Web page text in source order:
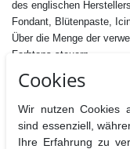
des englischen
Fondant, Blütenpaste,
Über die Menge der
Farbtons steuern.
Inhalt: 25 g
Zutaten: E422 Glycerin,
Farbstoff: E171,E102,
E102 kann die Aktivität
Cookies
Wir nutzen Cookies
sind essenziell,
Ihre Erfahrung zu